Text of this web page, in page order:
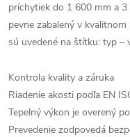
príchytiek do 1 600 mm a
pevne zabalený v
sú uvedené na štítku: typ –
Kontrola kvality a záruka
Riadenie akosti podľa EN
Tepelný výkon je overený
Prevedenie zodpovedá